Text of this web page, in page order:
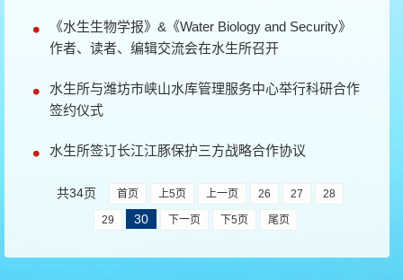
《水生生物学报》&《Water Biology and Security》
作者、读者、编辑交流会在水生所召开
水生所与潍坊市峡山水库管理服务中心举行科研合作
签约仪式
水生所签订长江江豚保护三方战略合作协议
共34页 首页 上5页 上一页 26 27 28
29 30 下一页 下5页 尾页